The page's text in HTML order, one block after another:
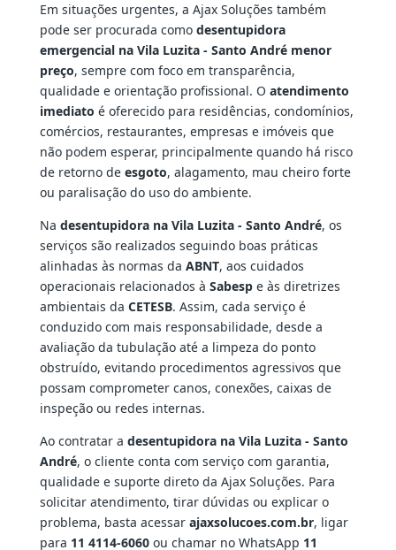
Em situações urgentes, a Ajax Soluções também
pode ser procurada como desentupidora
emergencial na Vila Luzita - Santo André menor
preço, sempre com foco em transparência,
qualidade e orientação profissional. O atendimento
imediato é oferecido para residências, condomínios,
comércios, restaurantes, empresas e imóveis que
não podem esperar, principalmente quando há risco
de retorno de esgoto, alagamento, mau cheiro forte
ou paralisação do uso do ambiente.
Na desentupidora na Vila Luzita - Santo André, os
serviços são realizados seguindo boas práticas
alinhadas às normas da ABNT, aos cuidados
operacionais relacionados à Sabespe às diretrizes
ambientais da CETESB. Assim, cada serviço é
conduzido com mais responsabilidade, desde a
avaliação da tubulação até a limpeza do ponto
obstruído, evitando procedimentos agressivos que
possam comprometer canos, conexões, caixas de
inspeção ou redes internas.
Ao contratar a desentupidora na Vila Luzita - Santo
André, o cliente conta com serviço com garantia,
qualidade e suporte direto da Ajax Soluções. Para
solicitar atendimento, tirar dúvidas ou explicar o
problema, basta acessar ajaxsolucoes.com.br, ligar
para 11 4114-6060ou chamar no WhatsApp 11